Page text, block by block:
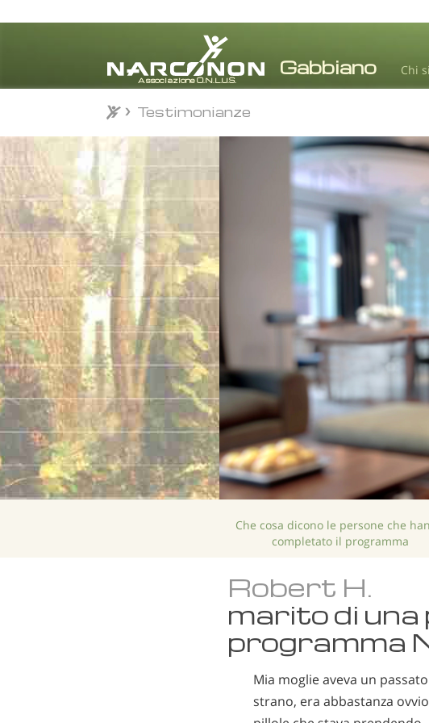
Chi
⨯
Testimonianze
Che cosa dicono le persone che
completato il programma
Robert H.
marito di
programma
Mia moglie aveva un
strano, era abbastanza
Testimonianze